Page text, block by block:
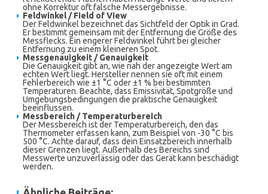
ohne Korrektur oft falsche Messergebnisse.
Feldwinkel / Field of View
Der Feldwinkel bezeichnet das Sichtfeld der Optik in Grad.
Er bestimmt gemeinsam mit der Entfernung die Größe des
Messflecks. Ein engerer Feldwinkel führt bei gleicher
Entfernung zu einem kleineren Spot.
Messgenauigkeit / Genauigkeit
Die Genauigkeit gibt an, wie nah der angezeigte Wert am
echten Wert liegt. Hersteller nennen sie oft mit einem
Fehlerbereich wie ±1 °C oder ±1 % bei bestimmten
Temperaturen. Beachte, dass Emissivität, Spotgröße und
Umgebungsbedingungen die praktische Genauigkeit
beeinflussen.
Messbereich / Temperaturbereich
Der Messbereich ist der Temperaturbereich, den das
Thermometer erfassen kann, zum Beispiel von -30 °C bis
500 °C. Achte darauf, dass dein Einsatzbereich innerhalb
dieser Grenzen liegt. Außerhalb des Bereichs sind
Messwerte unzuverlässig oder das Gerät kann beschädigt
werden.